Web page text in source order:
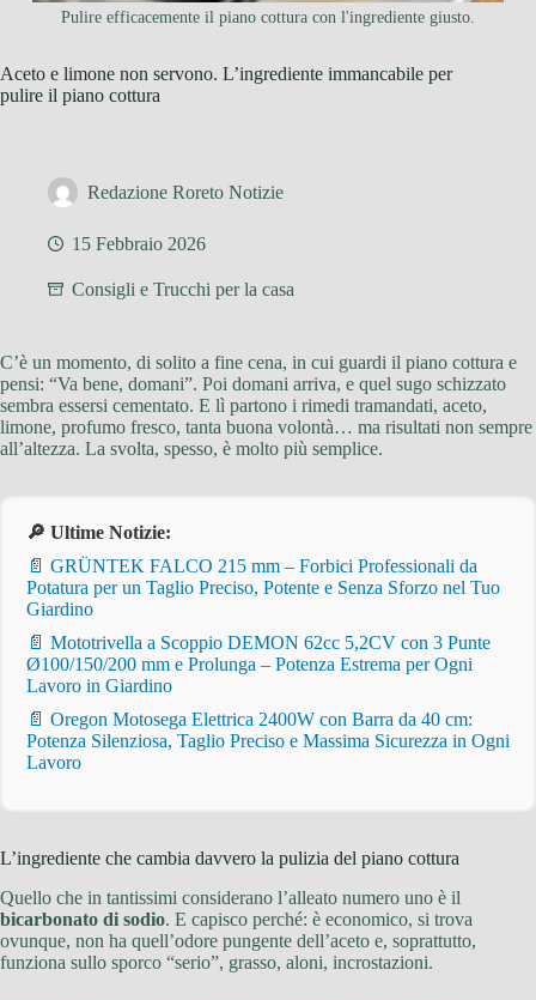
Pulire efficacemente il piano cottura con l'ingrediente giusto.
Aceto e limone non servono. L’ingrediente immancabile per
pulire il piano cottura
Redazione Roreto Notizie
15 Febbraio 2026
Consigli e Trucchi per la casa
C’è un momento, di solito a fine cena, in cui guardi il piano cottura e
pensi: “Va bene, domani”. Poi domani arriva, e quel sugo schizzato
sembra essersi cementato. E lì partono i rimedi tramandati, aceto,
limone, profumo fresco, tanta buona volontà… ma risultati non sempre
all’altezza. La svolta, spesso, è molto più semplice.
🔎 Ultime Notizie:
📄 GRÜNTEK FALCO 215 mm – Forbici Professionali da
Potatura per un Taglio Preciso, Potente e Senza Sforzo nel Tuo
Giardino
📄 Mototrivella a Scoppio DEMON 62cc 5,2CV con 3 Punte
Ø100/150/200 mm e Prolunga – Potenza Estrema per Ogni
Lavoro in Giardino
📄 Oregon Motosega Elettrica 2400W con Barra da 40 cm:
Potenza Silenziosa, Taglio Preciso e Massima Sicurezza in Ogni
Lavoro
L’ingrediente che cambia davvero la pulizia del piano cottura
Quello che in tantissimi considerano l’alleato numero uno è il
bicarbonato di sodio. E capisco perché: è economico, si trova
ovunque, non ha quell’odore pungente dell’aceto e, soprattutto,
funziona sullo sporco “serio”, grasso, aloni, incrostazioni.